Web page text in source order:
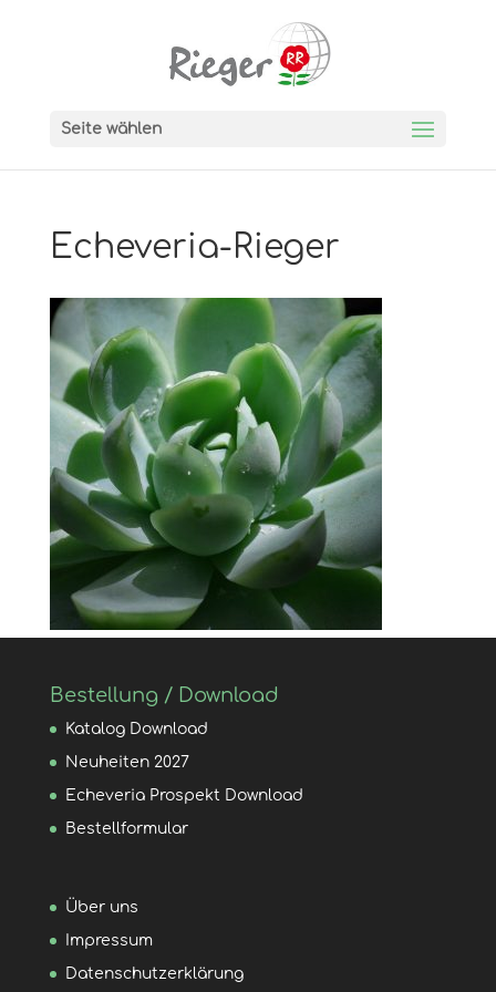
Seite wählen
Echeveria-Rieger
Bestellung / Download
Katalog Download
Neuheiten 2027
Echeveria Prospekt Download
Bestellformular
Über uns
Impressum
Datenschutzerklärung